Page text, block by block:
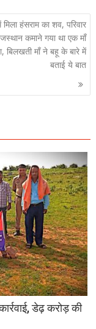
हंसराम का शव, परिवार
कमाने गया था एक माँ
बिलखती माँ ने बहू के बारे में
बताई ये बात
डेढ़ करोड़ की